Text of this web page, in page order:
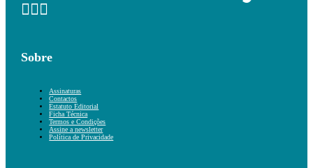
Sobre
Assinaturas
Contactos
Estatuto Editorial
Ficha Técnica
Termos e Condições
Assine a newsletter
Política de Privacidade